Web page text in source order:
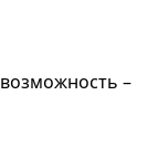
–